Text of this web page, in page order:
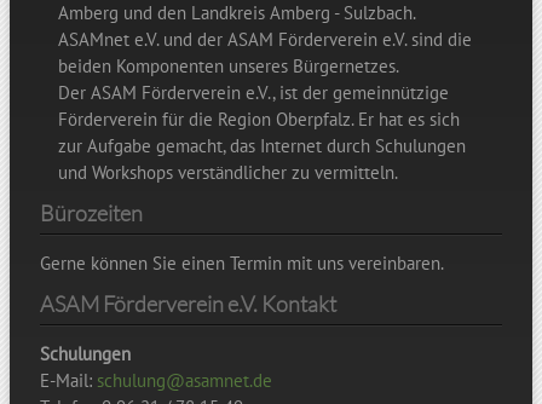
18
19
20
21
Amberg und den Landkreis Amberg - Sulzbach.
ASAMnet e.V. und der ASAM Förderverein e.V. sind die
beiden Komponenten unseres Bürgernetzes.
Der ASAM Förderverein e.V., ist der gemeinnützige
Förderverein für die Region Oberpfalz. Er hat es sich
zur Aufgabe gemacht, das Internet durch Schulungen
und Workshops verständlicher zu vermitteln.
Bürozeiten
Gerne können Sie einen Termin mit uns vereinbaren.
ASAM Förderverein e.V. Kontakt
Schulungen
E-Mail: schulung@asamnet.de